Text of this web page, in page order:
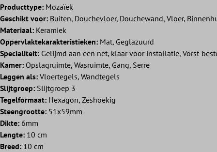
Producttype: Mozaïek
Geschikt voor: Buiten, Douchevloer, Douchewand, Vloer,
Materiaal: Keramiek
Oppervlaktekarakteristieken: Mat, Geglazuurd
Specialiteit: Gelijmd aan een net, klaar voor installatie, Vorst-
Kamer: Opslagruimte, Wasruimte, Gang, Serre
Leggen als: Vloertegels, Wandtegels
Slijtgroep: Slijtgroep 3
Tegelformaat: Hexagon, Zeshoekig
Steengrootte: 51x59mm
Dikte: 6mm
Lengte: 10 cm
Breed: 10 cm